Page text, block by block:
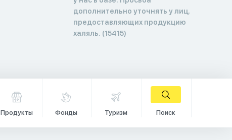
дополнительно уточнять у лиц,
предоставляющих продукцию
халяль. (15415)
Продукты Фонды Туризм Поиск